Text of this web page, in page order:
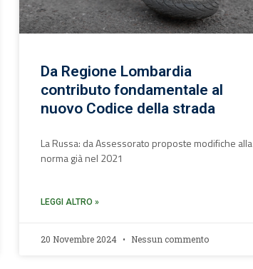
Da Regione Lombardia
contributo fondamentale al
nuovo Codice della strada
La Russa: da Assessorato proposte modifiche alla
norma già nel 2021
LEGGI ALTRO »
20 Novembre 2024 Nessun commento